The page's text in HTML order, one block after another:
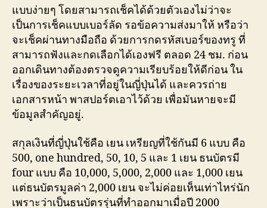
แบบง่ายๆ โดยสามารถเช็คได้ด้วยตัวเองไม่ว่าจะ
เป็นการเช็คแบบเบอร์ลัด รอข้อความส่งมาให้ หรือว่า
จะเช็คผ่านทางมือถือ ด้วยการกดรหัสเบอร์ของทรู ที่
สามารถฟังและกดเลือกได้เองฟรี ตลอด 24 ชม. ก่อน
ออกเดินทางต้องตรวจดูความเรียบร้อยให้ดีก่อน ใน
เรื่องของระยะเวลาที่อยู่ในญี่ปุ่นได้ และควรถ่าย
เอกสารหน้า พาสปอร์ตเอาไว้ด้วย เพื่อมันหายจะมี
ข้อมูลสำคัญอยู่.
สกุลเงินที่ญี่ปุ่นใช้คือ เยน เหรียญที่ใช้กันมี 6 แบบ คือ
500, one hundred, 50, 10, 5 และ 1 เยน ธนบัตรมี
four แบบ คือ 10,000, 5,000, 2,000 และ 1,000 เยน
แต่ธนบัตรมูลค่า 2,000 เยน จะไม่ค่อยเห็นเท่าไหร่นัก
เพราะว่าเป็นธนบัตรรุ่นที่ทำออกมาเมื่อปี 2000